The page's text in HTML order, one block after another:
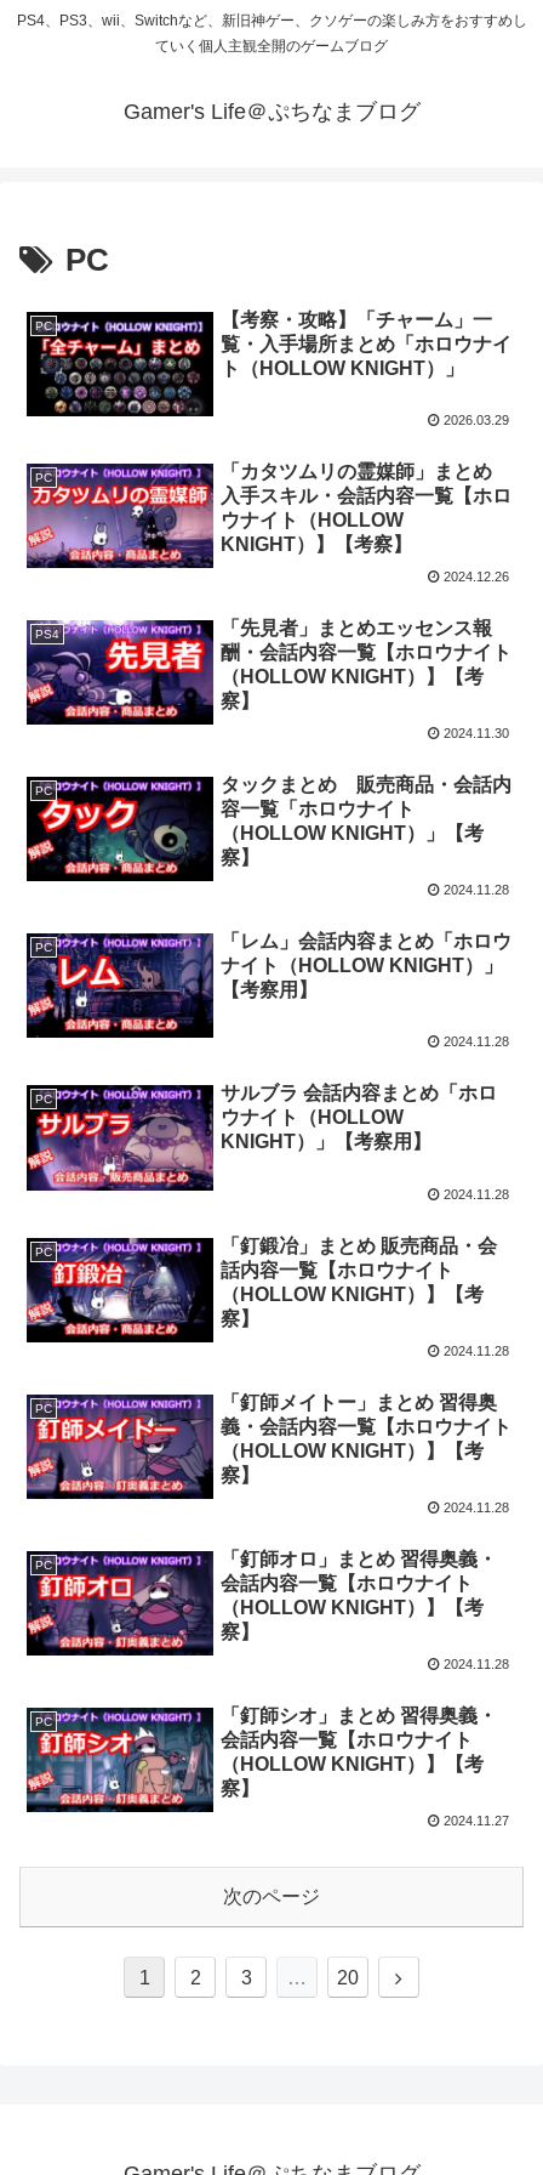
PS4、PS3、wii、Switchなど、新旧神ゲー、クソゲーの楽しみ方をおすすめし
ていく個人主観全開のゲームブログ
Gamer's Life＠ぷちなまブログ
PC
PC
【考察・攻略】「チャーム」一
覧・入手場所まとめ「ホロウナイ
ト（HOLLOW KNIGHT）」
2026.03.29
PC
「カタツムリの霊媒師」まとめ
入手スキル・会話内容一覧【ホロ
ウナイト（HOLLOW
KNIGHT）】【考察】
2024.12.26
PS4
「先見者」まとめエッセンス報
酬・会話内容一覧【ホロウナイト
（HOLLOW KNIGHT）】【考
察】
2024.11.30
PC
タックまとめ 販売商品・会話内
容一覧「ホロウナイト
（HOLLOW KNIGHT）」【考
察】
2024.11.28
PC
「レム」会話内容まとめ「ホロウ
ナイト（HOLLOW KNIGHT）」
【考察用】
2024.11.28
PC
サルブラ 会話内容まとめ「ホロ
ウナイト（HOLLOW
KNIGHT）」【考察用】
2024.11.28
PC
「釘鍛冶」まとめ 販売商品・会
話内容一覧【ホロウナイト
（HOLLOW KNIGHT）】【考
察】
2024.11.28
PC
「釘師メイトー」まとめ 習得奥
義・会話内容一覧【ホロウナイト
（HOLLOW KNIGHT）】【考
察】
2024.11.28
PC
「釘師オロ」まとめ 習得奥義・
会話内容一覧【ホロウナイト
（HOLLOW KNIGHT）】【考
察】
2024.11.28
PC
「釘師シオ」まとめ 習得奥義・
会話内容一覧【ホロウナイト
（HOLLOW KNIGHT）】【考
察】
2024.11.27
次のページ
1 2 3 … 20
次